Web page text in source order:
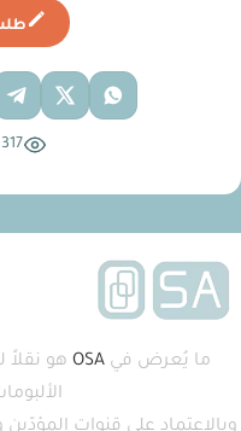
317 مشاهدة
ما يُعرض فيOSA هو نقلاً
وبالاعتماد على قنوات